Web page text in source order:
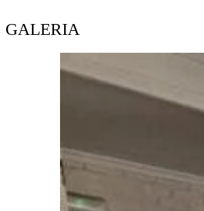
GALERIA